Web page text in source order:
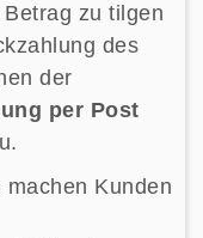
zu tilgen
des
der
per Post
Kunden